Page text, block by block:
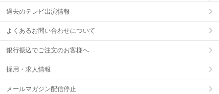
過去のテレビ出演情報
よくあるお問い合わせについて
銀行振込でご注文のお客様へ
採用・求人情報
メールマガジン配信停止